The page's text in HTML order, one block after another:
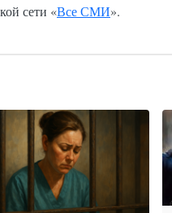
сети «Все СМИ».